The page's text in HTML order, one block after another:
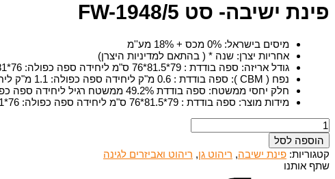
פינת ישיבה- סט FW-1948/5
מיסים בישראל: 0% מכס + 18% מע''מ
אחריות יצרן: שנה * ( בהתאם למדיניות היצרן)
גודל אריזה: ספה בודדת : 79*81.5*76 ס"מ ליחידה ספה כפולה: 76*81*155.5 ס"מ ליחידה שולחן: 36*111*111 ס"מ ליחידה. שולחן צד- 41*41*.49.5 ס"מ
נפח ( CBM )
: ספה בודדת : 0.6 מ"ק ליחידה ספה כפולה: 1.1 מ"ק ליחידה. שולחן קפה - 0.55 מ"ק ליחידה שולחן צד- 0.18 מ"ק ליחידה סה"כ לסט : 3.03 מ"ק
חלק יחסי ממשטח: ספה בודדת 49.2% ממשטח רגיל ליחידה ספה כפולה- % 76 ממשטח כפול ליחידה שולחן קפה 45.1% ממשטח רגיל שולחן צד 14.8% ממשטח רגיל
מידות מוצר: ספה בודדת : 79*81.5*76 ס"מ ליחידה ספה כפולה: 76*81*155.5 ס"מ ליחידה שולחן: 36*111*111 ס"מ ליחידה. שולחן צד- 41*41*.49.5 ס"מ
כמות
של
פינת
ישיבה-
סט
הוספה לסל
קטגוריות: פינת ישיבה, ריהוט גן, ריהוט ואביזרים לגינה
שתף אותנו